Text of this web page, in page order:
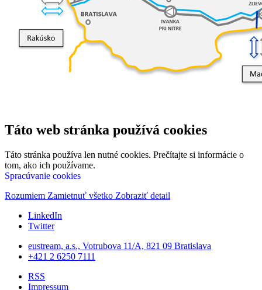
Táto web stránka používá cookies
Táto stránka používa len nutné cookies. Prečítajte si informácie o
tom, ako ich používame.
Spracúvanie cookies
Rozumiem Zamietnuť všetko Zobraziť detail
LinkedIn
Twitter
eustream, a.s., Votrubova 11/A, 821 09 Bratislava
+421 2 6250 7111
RSS
Impressum